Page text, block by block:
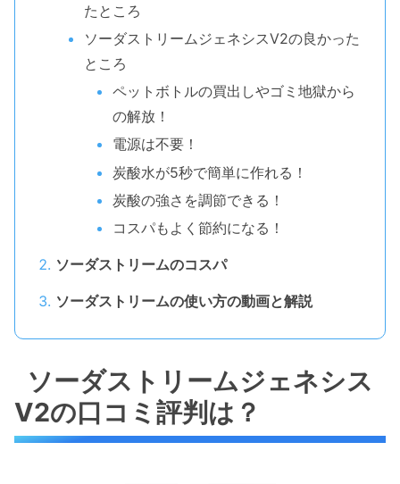
たところ
ソーダストリームジェネシスV2の良かった
ところ
ペットボトルの買出しやゴミ地獄から
の解放！
電源は不要！
炭酸水が5秒で簡単に作れる！
炭酸の強さを調節できる！
コスパもよく節約になる！
ソーダストリームのコスパ
ソーダストリームの使い方の動画と解説
ソーダストリームジェネシス
V2の口コミ評判は？